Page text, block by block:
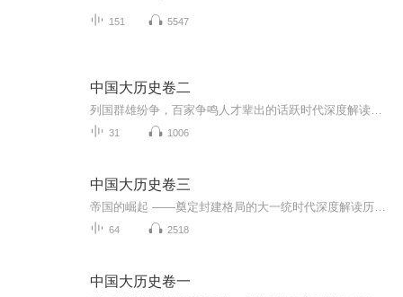
151 5547
中国大历史卷二
31 1006
中国大历史卷三
64 2518
中国大历史卷一